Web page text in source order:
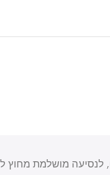
מושלמת מחוץ לבית.